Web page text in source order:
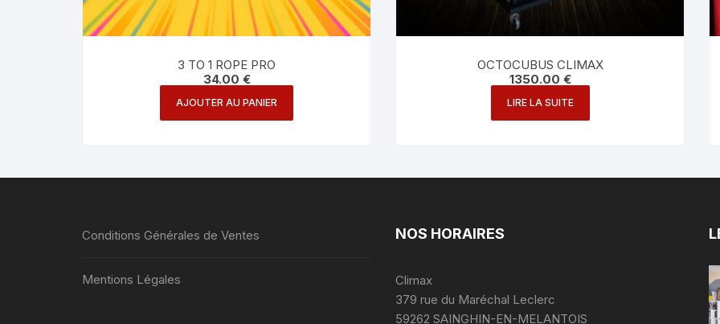
3 TO 1 ROPE PRO
34.00 €
AJOUTER AU PANIER
OCTOCUBUS CLIMAX
1350.00 €
LIRE LA SUITE
Conditions Générales de Ventes
Mentions Légales
NOS HORAIRES
Climax
379 rue du Maréchal Leclerc
59262 SAINGHIN-EN-MELANTOIS